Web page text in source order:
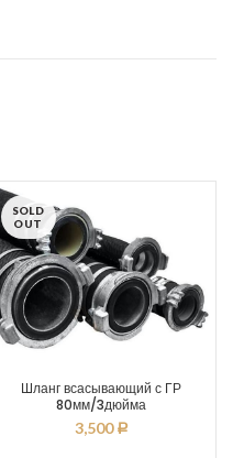
SOLD
OUT
Шланг всасывающий с ГР
80мм/3дюйма
3,500 Р